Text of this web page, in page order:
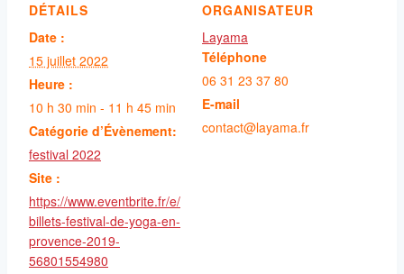
DÉTAILS
Date :
15 juillet 2022
Heure :
10 h 30 min - 11 h 45 min
Catégorie d’Évènement:
festival 2022
Site :
https://www.eventbrite.fr/e/
billets-festival-de-yoga-en-
provence-2019-
56801554980
ORGANISATEUR
Layama
Téléphone
06 31 23 37 80
E-mail
contact@layama.fr